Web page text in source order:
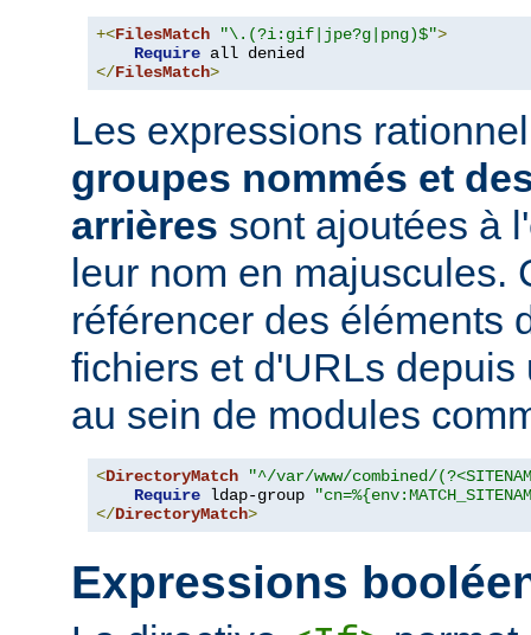
+<FilesMatch "\.(?i:gif|jpe?g|png)$">
Require
</FilesMatch>
Les expressions
groupes nommés et
arrières sont ajoutées à
leur nom en majuscules.
référencer des éléments
fichiers et d'URLs
au sein de modules
<DirectoryMatch
"^/var/www/combined/
Require ldap-group
</DirectoryMatch>
Expressions